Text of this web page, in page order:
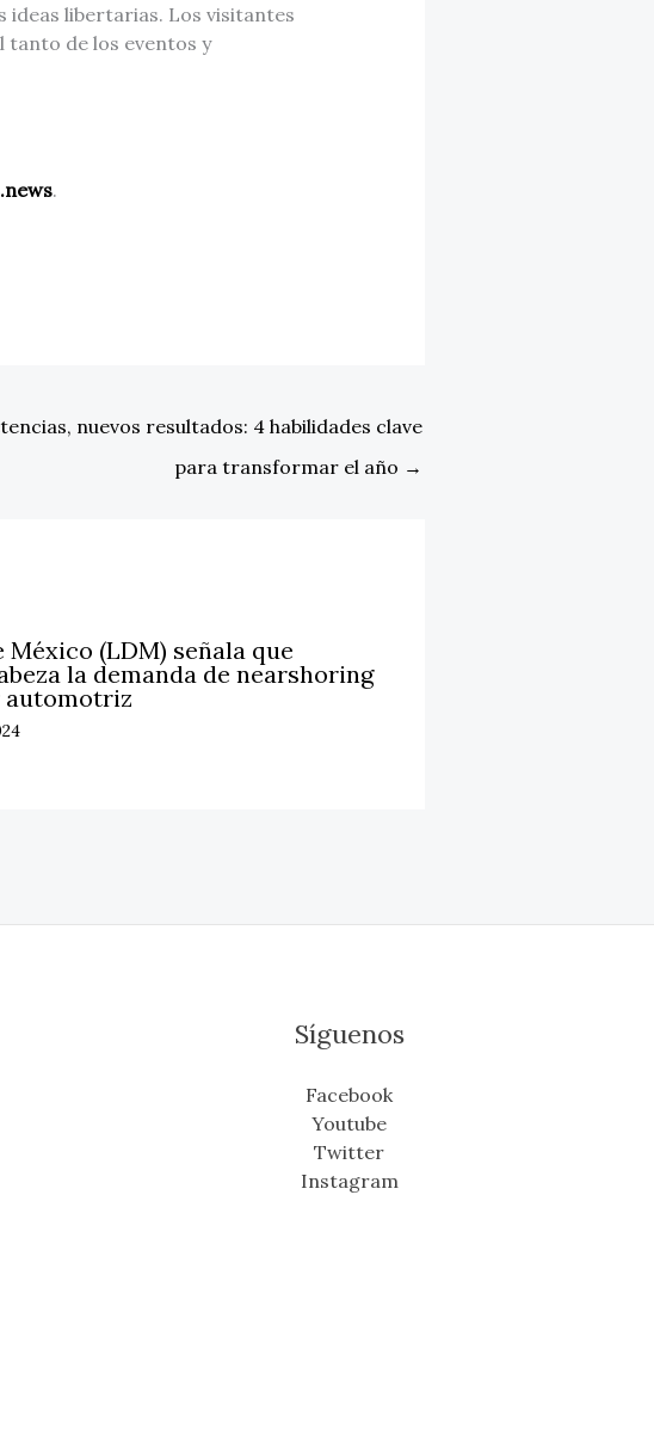
ideas libertarias. Los visitantes
tanto de los eventos y
.
nuevos resultados: 4 habilidades clave
para transformar el año →
(LDM) señala que
la demanda de nearshoring
automotriz
Síguenos
Facebook
Youtube
Twitter
Instagram